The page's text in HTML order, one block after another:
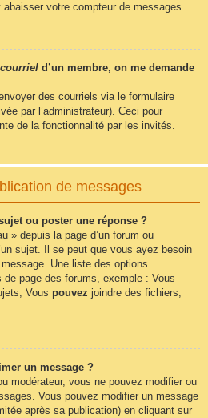
votre compteur de messages.
courriel d’un membre, on me demande
des courriels via le formulaire
par l’administrateur). Ceci pour
de la fonctionnalité par les invités.
de messages
ou poster une réponse ?
» depuis la page d’un forum ou
sujet. Il se peut que vous ayez besoin
Une liste des options
page des forums, exemple : Vous
Vous pouvez joindre des fichiers,
un message ?
modérateur, vous ne pouvez modifier ou
Vous pouvez modifier un message
après sa publication) en cliquant sur